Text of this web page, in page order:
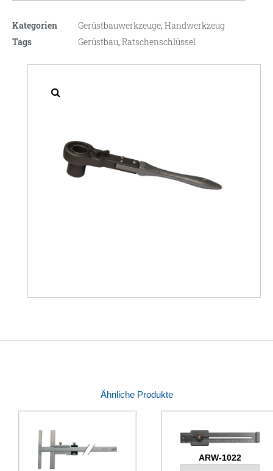
Kategorien Gerüstbauwerkzeuge,Handwerkzeug
Tags
Gerüstbau,Ratschenschlüssel
Ähnliche Produkte
ARW-1022